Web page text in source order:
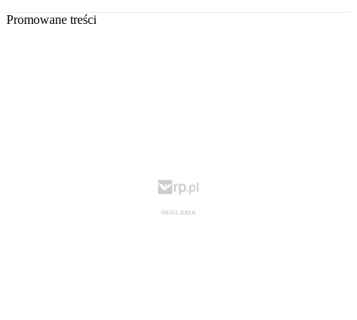
Promowane treści